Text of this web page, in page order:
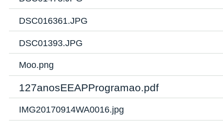
DSC016361.JPG
DSC01393.JPG
Moo.png
127anosEEAPProgramao.pdf
IMG20170914WA0016.jpg